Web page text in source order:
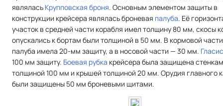
являлась Крупповская броня. Основным элементом защиты в
конструкции крейсера являлась броневая палуба. Её
участок в средней части корабля имел толщину 80 мм, скосы
опускались к бортам были толщиной в 50 мм. В кормовой
палуба имела 20-мм защиту, а в носовой части — 30 мм.
100 мм защиту. Боевая рубка крейсера была защищена
толщиной 100 мм и крышей толщиной 20 мм. Орудия главного
были защищены 50 мм броневыми щитами.